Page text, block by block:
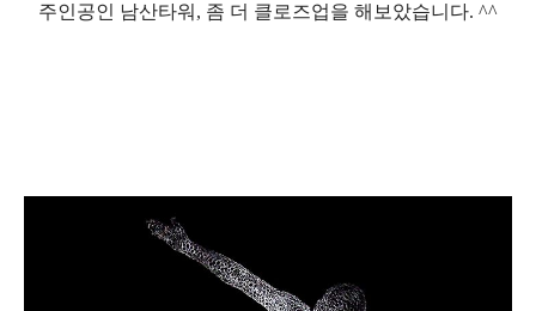
주인공인 남산타워, 좀 더 클로즈업을 해보았습니다. ^^